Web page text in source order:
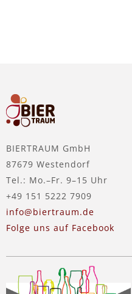
BIERTRAUM GmbH
87679 Westendorf
Tel.: Mo.–Fr. 9–15 Uhr
+49 151 5222 7909
info@biertraum.de
Folge uns auf Facebook